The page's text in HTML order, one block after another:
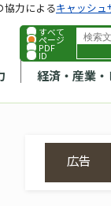
すべて
ページ
PDF
ID
経済・産業
協力によるキャッシュ
広告